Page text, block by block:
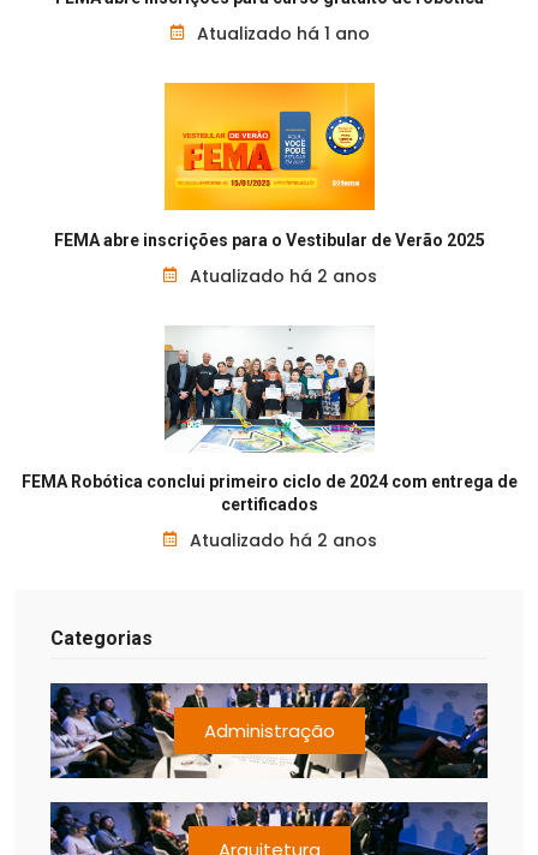
Atualizado há 1 ano
FEMA abre inscrições para o Vestibular de Verão 2025
Atualizado há 2 anos
FEMA Robótica conclui primeiro ciclo de 2024 com entrega de
certificados
Atualizado há 2 anos
Categorias
Administração